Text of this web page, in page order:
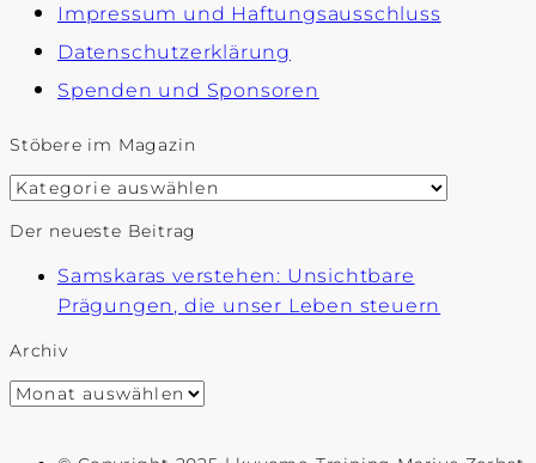
Impressum und Haftungsausschluss
Datenschutzerklärung
Spenden und Sponsoren
Stöbere im Magazin
Stöbere
Magazin
Der neueste Beitrag
Samskaras verstehen: Unsichtbare
Prägungen, die unser Leben steuern
Archiv
Archiv